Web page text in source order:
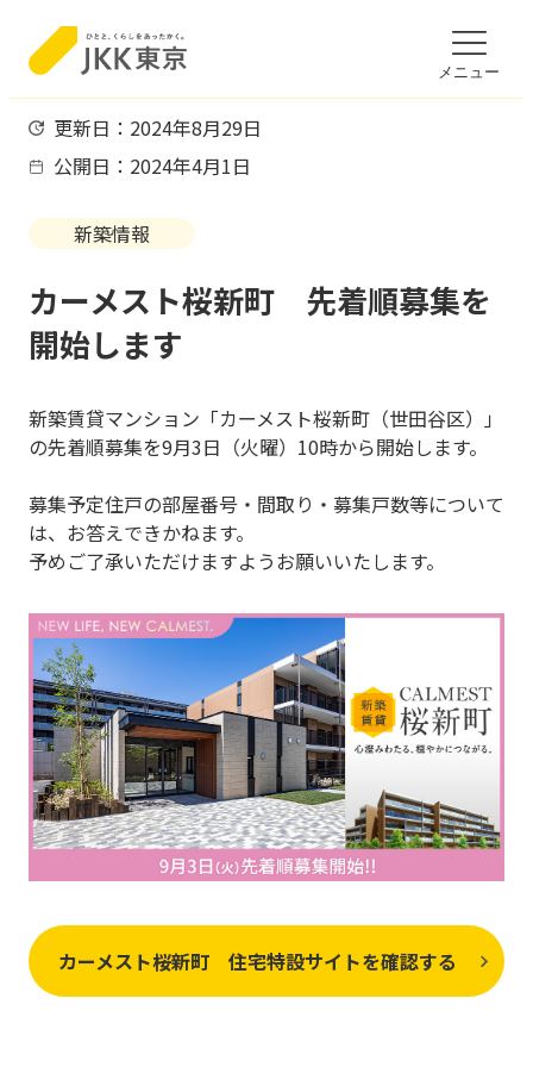
のページの本文へ移動
メニュー
更新日：2024年8月29日
公開日：2024年4月1日
新築情報
カーメスト桜新町 先着順募集を
開始します
新築賃貸マンション「カーメスト桜新町（世田谷区）」
の先着順募集を9月3日（火曜）10時から開始します。
募集予定住戸の部屋番号・間取り・募集戸数等について
は、お答えできかねます。
予めご了承いただけますようお願いいたします。
カーメスト桜新町 住宅特設サイトを確認する